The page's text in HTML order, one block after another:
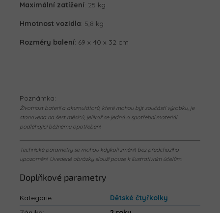
Maximální zatížení: 25 kg
Hmotnost vozidla: 5,8 kg
Rozměry balení: 69 x 40 x 32 cm
Poznámka:
Životnost baterií a akumulátorů, které mohou být součástí výrobku, je
stanovena na šest měsíců, jelikož se jedná o spotřební materiál
podléhající běžnému opotřebení.
Technické parametry se mohou kdykoli změnit bez předchozího
upozornění. Uvedené obrázky slouží pouze k ilustrativním účelům.
Doplňkové parametry
Kategorie:
Dětské čtyřkolky